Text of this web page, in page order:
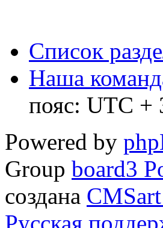
Список
Наша
пояс: UTC +
Powered by
Group board3
создана
Русская